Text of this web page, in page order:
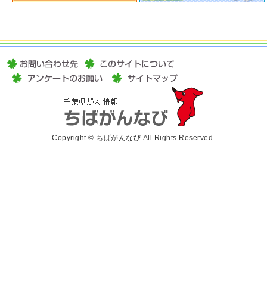
Copyright © ちばがんなび All Rights Reserved.